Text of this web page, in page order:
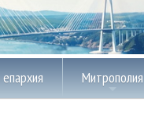
Митрополия